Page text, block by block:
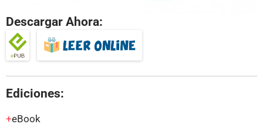
Descargar Ahora:
Ediciones:
eBook